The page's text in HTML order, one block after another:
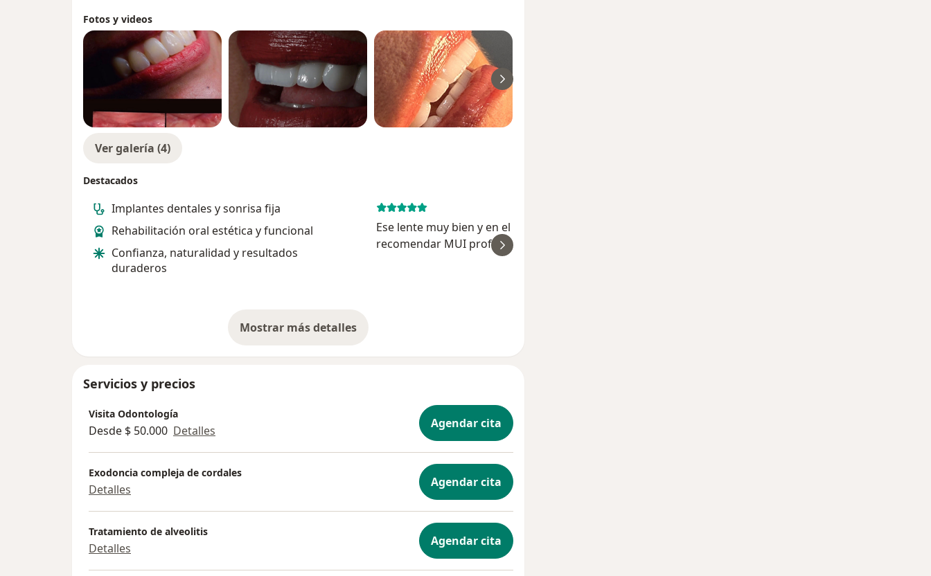
Fotos y videos
Ver galería (4)
Destacados
Implantes dentales y sonrisa fija
Rehabilitación oral estética y funcional
Confianza, naturalidad y resultados
duraderos
Ese lente muy bien y en el trabajo sé puede
recomendar MUI profesional
Mostrar más detalles
sobre la experiencia
Servicios y precios
Visita Odontología
Desde $ 50.000 Detalles Agendar cita
Exodoncia compleja de cordales
Detalles Agendar cita
Tratamiento de alveolitis
Detalles Agendar cita